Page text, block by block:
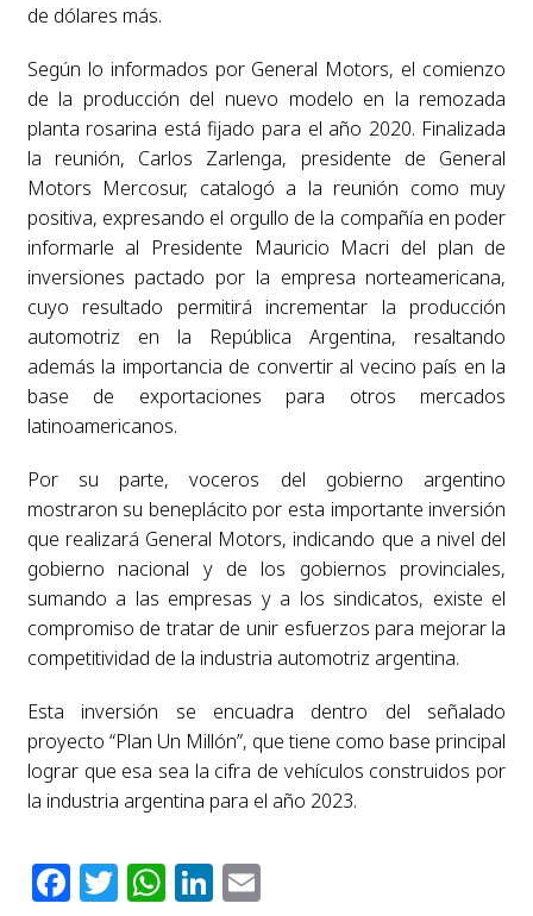
de dólares más.
Según lo informados por General Motors, el comienzo
de la producción del nuevo modelo en la remozada
planta rosarina está fijado para el año 2020. Finalizada
la reunión, Carlos Zarlenga, presidente de General
Motors Mercosur, catalogó a la reunión como muy
positiva, expresando el orgullo de la compañía en poder
informarle al Presidente Mauricio Macri del plan de
inversiones pactado por la empresa norteamericana,
cuyo resultado permitirá incrementar la producción
automotriz en la República Argentina, resaltando
además la importancia de convertir al vecino país en la
base de exportaciones para otros mercados
latinoamericanos.
Por su parte, voceros del gobierno argentino
mostraron su beneplácito por esta importante inversión
que realizará General Motors, indicando que a nivel del
gobierno nacional y de los gobiernos provinciales,
sumando a las empresas y a los sindicatos, existe el
compromiso de tratar de unir esfuerzos para mejorar la
competitividad de la industria automotriz argentina.
Esta inversión se encuadra dentro del señalado
proyecto “Plan Un Millón”, que tiene como base principal
lograr que esa sea la cifra de vehículos construidos por
la industria argentina para el año 2023.
Facebook
Twitter
WhatsApp
LinkedIn
Email